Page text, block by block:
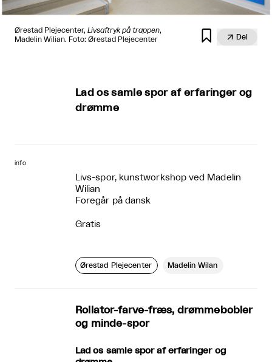
Ørestad Plejecenter, Livsaftryk på trappen,
Madelin Wilian. Foto: Ørestad Plejecenter
  Del
Lad os samle spor af erfaringer og
drømme
info
Livs-spor, kunstworkshop ved Madelin
Wilian
Foregår på dansk
Gratis
Ørestad Plejecenter Madelin Wilan
Rollator-farve-fræs, drømmebobler
og minde-spor
Lad os samle spor af erfaringer og